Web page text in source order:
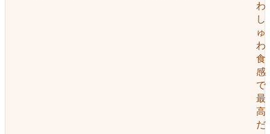
わ
し
ゅ
わ
食
感
で
最
高
だ